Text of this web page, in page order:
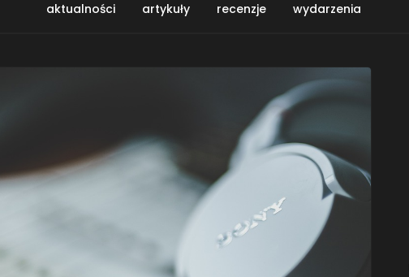
aktualności artykuły recenzje wydarzenia